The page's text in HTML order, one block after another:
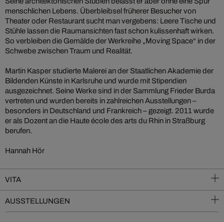
menschlichen Lebens. Überbleibsel früherer Besucher von
Theater oder Restaurant sucht man vergebens: Leere Tische und
Stühle lassen die Raumansichten fast schon kulissenhaft wirken.
So verbleiben die Gemälde der Werkreihe „Moving Space“ in der
Schwebe zwischen Traum und Realität.
Martin Kasper studierte Malerei an der Staatlichen Akademie der
Bildenden Künste in Karlsruhe und wurde mit Stipendien
ausgezeichnet. Seine Werke sind in der Sammlung Frieder Burda
vertreten und wurden bereits in zahlreichen Ausstellungen –
besonders in Deutschland und Frankreich – gezeigt. 2011 wurde
er als Dozent an die Haute école des arts du Rhin in Straßburg
berufen.
Hannah Hör
VITA
AUSSTELLUNGEN